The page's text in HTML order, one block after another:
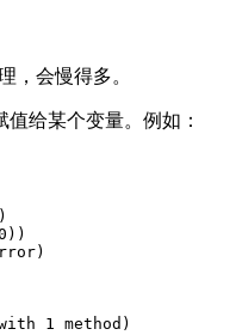
，会慢得多。
值给某个变量。例如：
1 method)